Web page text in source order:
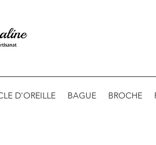
D'OREILLE BAGUE BROCHE